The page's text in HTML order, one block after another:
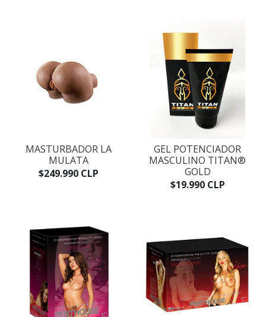
MASTURBADOR LA
MULATA
$249.990 CLP
GEL POTENCIADOR
MASCULINO TITAN®
GOLD
$19.990 CLP